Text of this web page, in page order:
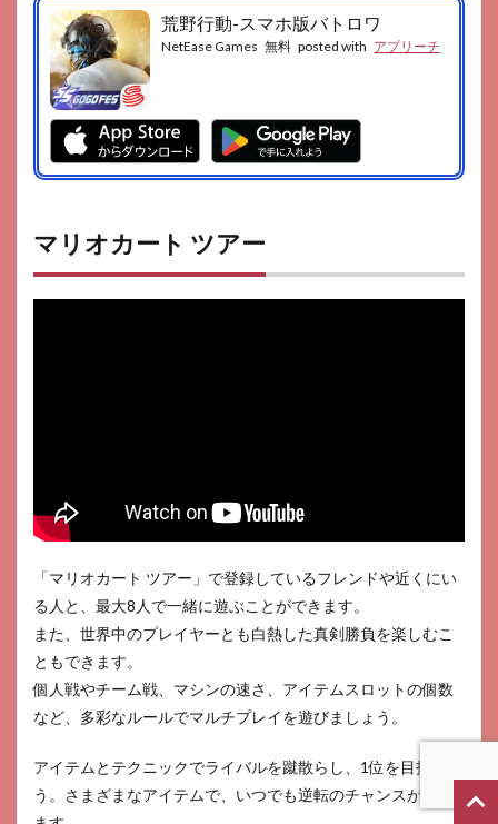
荒野行動-スマホ版バトロワ
NetEase Games 無料 posted with アプリーチ
マリオカート ツアー
「マリオカート ツアー」で登録しているフレンドや近くにい
る人と、最大8人で一緒に遊ぶことができます。
また、世界中のプレイヤーとも白熱した真剣勝負を楽しむこ
ともできます。
個人戦やチーム戦、マシンの速さ、アイテムスロットの個数
など、多彩なルールでマルチプレイを遊びましょう。
アイテムとテクニックでライバルを蹴散らし、1位を目指そ
う。さまざまなアイテムで、いつでも逆転のチャンスがあり